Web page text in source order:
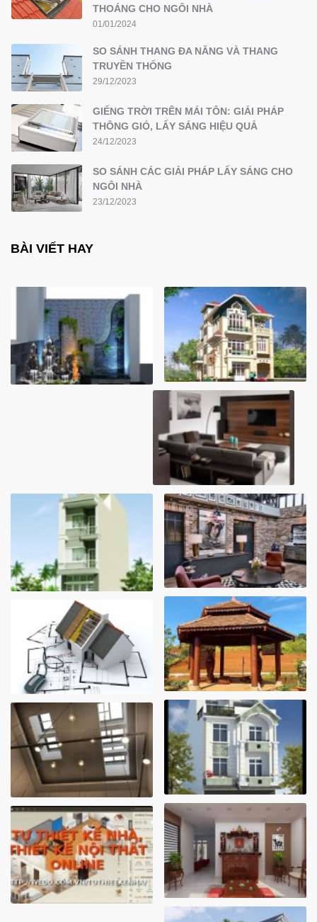
THOÁNG CHO NGÔI NHÀ
01/01/2024
SO SÁNH THANG ĐA NĂNG VÀ THANG
TRUYỀN THỐNG
29/12/2023
GIẾNG TRỜI TRÊN MÁI TÔN: GIẢI PHÁP
THÔNG GIÓ, LẤY SÁNG HIỆU QUẢ
24/12/2023
SO SÁNH CÁC GIẢI PHÁP LẤY SÁNG CHO
NGÔI NHÀ
23/12/2023
BÀI VIẾT HAY